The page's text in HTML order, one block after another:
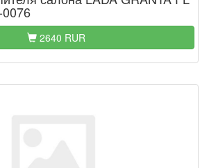
0076
2640 RUR